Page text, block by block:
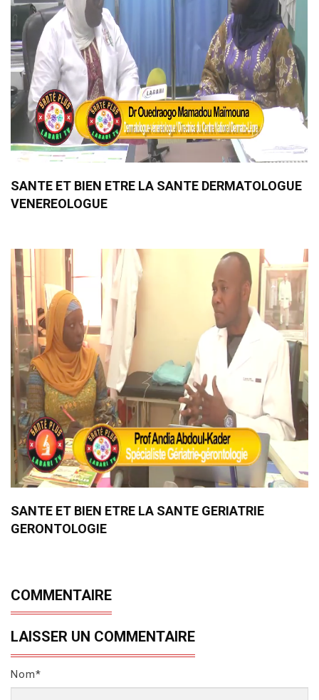
SANTE ET BIEN ETRE LA SANTE DERMATOLOGUE
VENEREOLOGUE
SANTE ET BIEN ETRE LA SANTE GERIATRIE
GERONTOLOGIE
COMMENTAIRE
LAISSER UN COMMENTAIRE
Nom*